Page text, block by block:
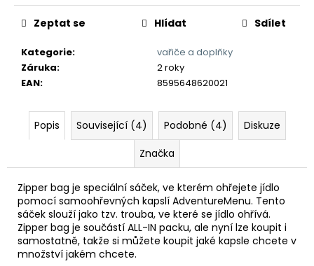
cena:
Kategorie:
vařiče a doplňky
Záruka:
2 roky
EAN: 8595648620021
Zeptat se Hlídat Sdílet
Popis Související (4) Podobné (4)
Diskuze
Značka
Zipper bag je speciální sáček, ve kterém ohřejete jídlo
pomocí samoohřevných kapslí AdventureMenu. Tento
sáček slouží jako tzv. trouba, ve které se jídlo ohřívá.
Zipper bag je součástí ALL-IN packu, ale nyní lze koupit i
samostatně, takže si můžete koupit jaké kapsle chcete v
množství jakém chcete.
o
p
o
j
e
m
e